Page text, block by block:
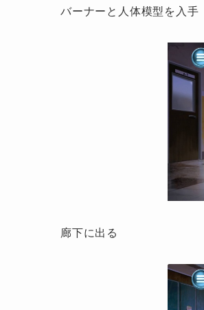
バーナーと人体模型を入手
廊下に出る